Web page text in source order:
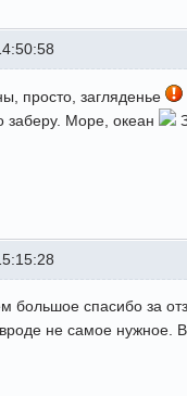
просто, загляденье
заберу. Море, океан
большое спасибо за
вроде не самое нужное.